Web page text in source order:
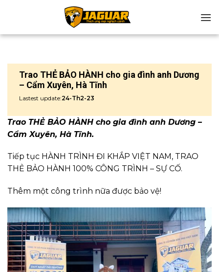
Trao THẺ BẢO HÀNH cho gia đình anh Dương
– Cẩm Xuyên, Hà Tĩnh
Lastest update:24-Th2-23
Trao THẺ BẢO HÀNH cho gia đình anh Dương –
Cẩm Xuyên, Hà Tĩnh.
Tiếp tục HÀNH TRÌNH ĐI KHẮP VIỆT NAM, TRAO
THẺ BẢO HÀNH 100% CÔNG TRÌNH – SỰ CỐ.
Thêm một công trình nữa được bảo vệ!